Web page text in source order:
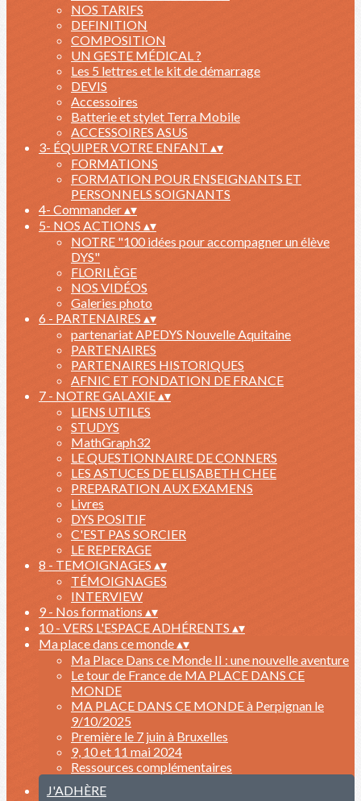
NOS TARIFS
DEFINITION
COMPOSITION
UN GESTE MÉDICAL ?
Les 5 lettres et le kit de démarrage
DEVIS
Accessoires
Batterie et stylet Terra Mobile
ACCESSOIRES ASUS
3- ÉQUIPER VOTRE ENFANT ▴▾
FORMATIONS
FORMATION POUR ENSEIGNANTS ET
PERSONNELS SOIGNANTS
4- Commander▴▾
5- NOS ACTIONS ▴▾
NOTRE "100 idées pour accompagner un élève
DYS"
FLORILÈGE
NOS VIDÉOS
Galeries photo
6 - PARTENAIRES ▴▾
partenariat APEDYS Nouvelle Aquitaine
PARTENAIRES
PARTENAIRES HISTORIQUES
AFNIC ET FONDATION DE FRANCE
7 - NOTRE GALAXIE▴▾
LIENS UTILES
STUDYS
MathGraph32
LE QUESTIONNAIRE DE CONNERS
LES ASTUCES DE ELISABETH CHEE
PREPARATION AUX EXAMENS
Livres
DYS POSITIF
C'EST PAS SORCIER
LE REPERAGE
8 - TEMOIGNAGES ▴▾
TÉMOIGNAGES
INTERVIEW
9 - Nos formations ▴▾
10 - VERS L'ESPACE ADHÉRENTS ▴▾
Ma place dans ce monde▴▾
Ma Place Dans ce Monde II : une nouvelle aventure
Le tour de France de MA PLACE DANS CE
MONDE
MA PLACE DANS CE MONDE à Perpignan le
9/10/2025
Première le 7 juin à Bruxelles
9, 10 et 11 mai 2024
Ressources complémentaires
J'ADHÈRE